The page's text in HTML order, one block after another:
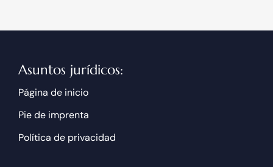
Asuntos jurídicos:
Página de inicio
Pie de imprenta
Política de privacidad